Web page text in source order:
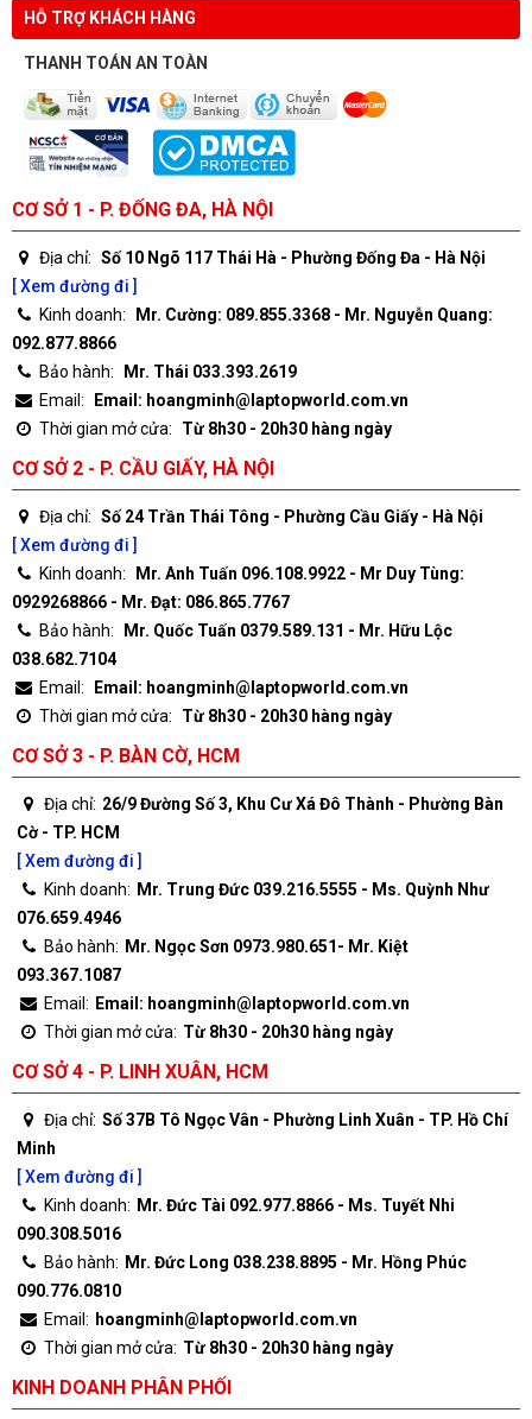
HỖ TRỢ KHÁCH HÀNG
THANH TOÁN AN TOÀN
CƠ SỞ 1 - P. ĐỐNG ĐA, HÀ NỘI
Địa chỉ: Số 10 Ngõ 117 Thái Hà - Phường Đống Đa - Hà Nội
[ Xem đường đi ]
Kinh doanh:
Mr. Cường: 089.855.3368 - Mr. Nguyễn Quang:
092.877.8866
Bảo hành:
Mr. Thái 033.393.2619
Email:
Email: hoangminh@laptopworld.com.vn
Thời gian mở cửa:
Từ 8h30 - 20h30 hàng ngày
CƠ SỞ 2 - P. CẦU GIẤY, HÀ NỘI
Địa chỉ: Số 24 Trần Thái Tông - Phường Cầu Giấy - Hà Nội
[ Xem đường đi ]
Kinh doanh:
Mr. Anh Tuấn 096.108.9922 - Mr Duy Tùng:
0929268866 - Mr. Đạt: 086.865.7767
Bảo hành:
Mr. Quốc Tuấn 0379.589.131 - Mr. Hữu Lộc
038.682.7104
Email:
Email: hoangminh@laptopworld.com.vn
Thời gian mở cửa:
Từ 8h30 - 20h30 hàng ngày
CƠ SỞ 3 - P. BÀN CỜ, HCM
Địa chỉ: 26/9 Đường Số 3, Khu Cư Xá Đô Thành - Phường Bàn
Cờ - TP. HCM
[ Xem đường đi ]
Kinh doanh: Mr. Trung Đức 039.216.5555 - Ms. Quỳnh Như
076.659.4946
Bảo hành: Mr. Ngọc Sơn 0973.980.651- Mr. Kiệt
093.367.1087
Email: Email: hoangminh@laptopworld.com.vn
Thời gian mở cửa: Từ 8h30 - 20h30 hàng ngày
CƠ SỞ 4 - P. LINH XUÂN, HCM
Địa chỉ: Số 37B Tô Ngọc Vân - Phường Linh Xuân - TP. Hồ Chí
Minh
[ Xem đường đi ]
Kinh doanh: Mr. Đức Tài 092.977.8866 - Ms. Tuyết Nhi
090.308.5016
Bảo hành: Mr. Đức Long 038.238.8895 - Mr. Hồng Phúc
090.776.0810
Email: hoangminh@laptopworld.com.vn
Thời gian mở cửa: Từ 8h30 - 20h30 hàng ngày
KINH DOANH PHÂN PHỐI